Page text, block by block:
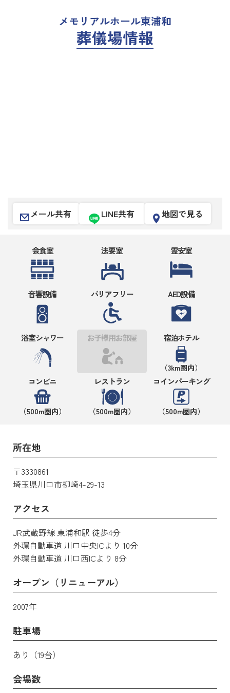
メモリアルホール東浦和
葬儀場情報
メール共有 LINE共有 地図で見る
会食室 法要室 霊安室
音響設備 バリアフリー AED設備
浴室シャワー お子様用お部屋 宿泊ホテル
（3km圏内）
コンビニ
（500m圏内）
レストラン
（500m圏内）
コインパーキング
（500m圏内）
所在地
〒3330861
埼玉県川口市柳崎4-29-13
アクセス
JR武蔵野線 東浦和駅 徒歩4分
外環自動車道 川口中央ICより 10分
外環自動車道 川口西ICより 8分
オープン（リニューアル）
2007年
駐車場
あり（19台）
会場数